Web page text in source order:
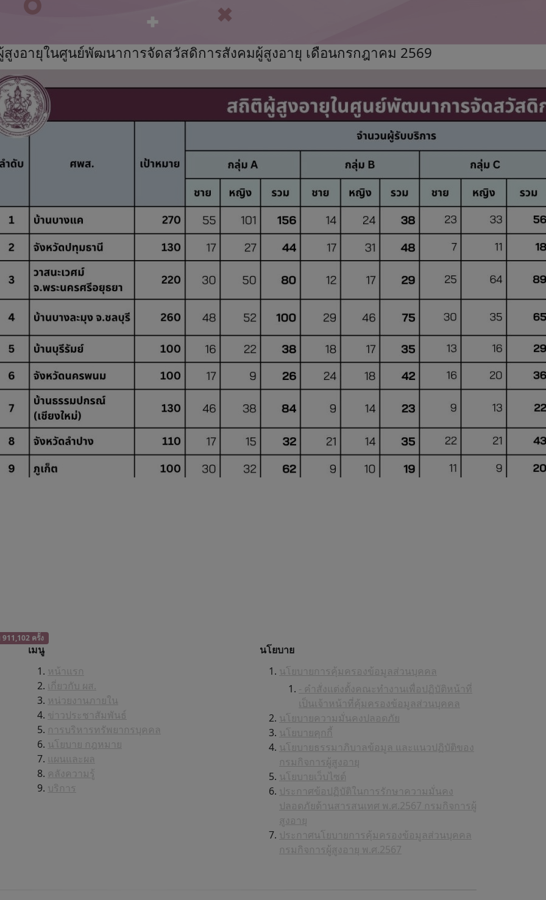
งอายุในศูนย์พัฒนาการจัดสวัสดิการสังคมผู้สูงอายุ เดือนกรกฎาคม 2569
ครั้ง
เมนู
หน้าแรก
เกี่ยวกับ ผส.
หน่วยงานภายใน
ข่าวประชาสัมพันธ์
การบริหารทรัพยากรบุคคล
นโยบาย กฎหมาย
แผนและผล
คลังความรู้
บริการ
นโยบาย
นโยบายการคุ้มครองข้อมูลส่วนบุคคล
- คำสั่งแต่งตั้งคณะทำงานเพื่อปฏิบัติหน้าที่
เป็นเจ้าหน้าที่คุ้มครองข้อมูลส่วนบุคคล
นโยบายความมั่นคงปลอดภัย
นโยบายคุกกี้
นโยบายธรรมาภิบาลข้อมูล และแนวปฏิบัติของ
กรมกิจการผู้สูงอายุ
นโยบายเว็บไซต์
ประกาศข้อปฏิบัติในการรักษาความมั่นคง
ปลอดภัยด้านสารสนเทศ พ.ศ.2567 กรมกิจการผู้
สูงอายุ
ประกาศนโยบายการคุ้มครองข้อมูลส่วนบุคคล
กรมกิจการผู้สูงอายุ พ.ศ.2567